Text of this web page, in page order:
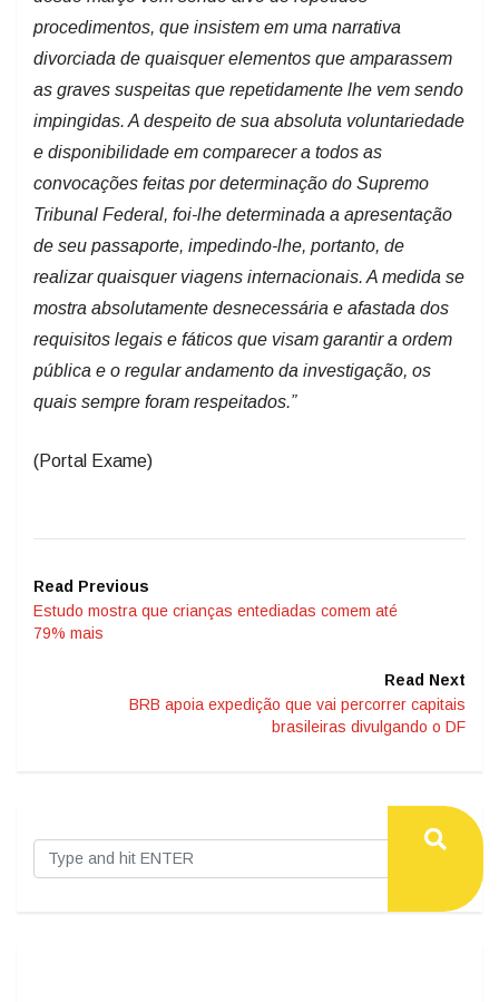
procedimentos, que insistem em uma narrativa
divorciada de quaisquer elementos que amparassem
as graves suspeitas que repetidamente lhe vem sendo
impingidas. A despeito de sua absoluta voluntariedade
e disponibilidade em comparecer a todos as
convocações feitas por determinação do Supremo
Tribunal Federal, foi-lhe determinada a apresentação
de seu passaporte, impedindo-lhe, portanto, de
realizar quaisquer viagens internacionais. A medida se
mostra absolutamente desnecessária e afastada dos
requisitos legais e fáticos que visam garantir a ordem
pública e o regular andamento da investigação, os
quais sempre foram respeitados.”
(Portal Exame)
Read Previous
Estudo mostra que crianças entediadas comem até
79% mais
Read Next
BRB apoia expedição que vai percorrer capitais
brasileiras divulgando o DF